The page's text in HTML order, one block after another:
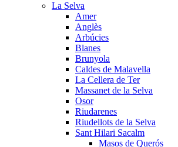
La Selva
Amer
Anglès
Arbúcies
Blanes
Brunyola
Caldes de Malavella
La Cellera de Ter
Massanet de la Selva
Osor
Riudarenes
Riudellots de la Selva
Sant Hilari Sacalm
Masos de Querós